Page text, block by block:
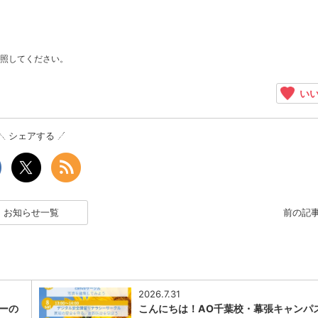
してください。
い
シェアする
お知らせ一覧 前の記
の
2026.7.31
こんにちは！AO千葉校・幕張キャンパ